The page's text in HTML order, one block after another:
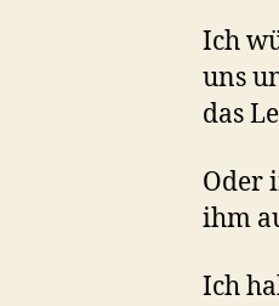
Ich
uns
das
Oder
ihm
Ich